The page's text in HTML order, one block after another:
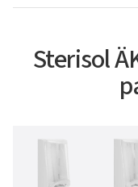
Sterisol